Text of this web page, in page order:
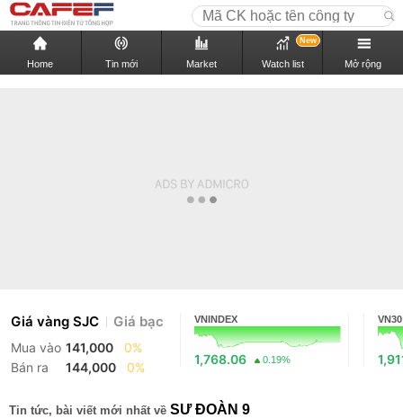
Home Tin mới Market Watch list
New
Mở rộng
Giá vàng SJC Giá bạc
Mua vào 141,000
0%
Bán ra
144,000 0%
VNINDEX
1,768.06 0.19%
VN30
Tin tức, bài viết mới nhất về SƯ ĐOÀN 9